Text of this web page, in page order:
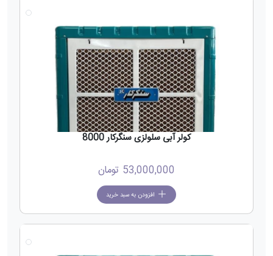
کولر آبی سلولزی سنگرکار 8000
53,000,000 تومان
افزودن به سبد خرید